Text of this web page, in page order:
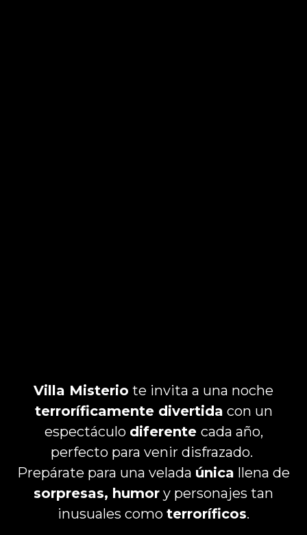
Villa Misterio te invita a una noche
terroríficamente divertida con un
espectáculo diferente cada año,
perfecto para venir disfrazado.
Prepárate para una velada única llena de
sorpresas, humor y personajes tan
inusuales como terroríficos.